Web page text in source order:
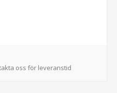
oss för leveranstid